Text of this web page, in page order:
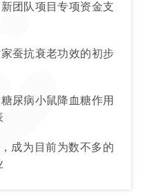
团队项目专项资金支
蚕抗衰老功效的初步
尿病小鼠降血糖作用
成为目前为数不多的